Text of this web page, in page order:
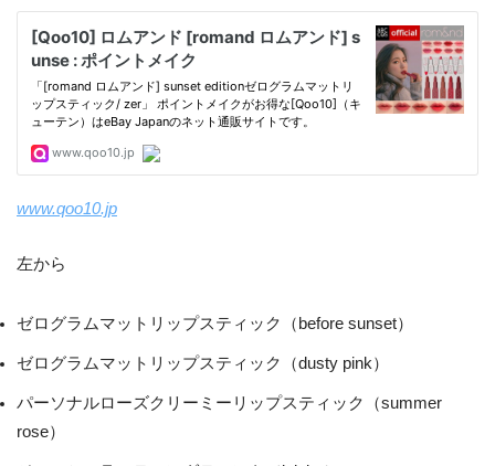
www.qoo10.jp
左から
ゼログラムマットリップスティック（before sunset）
ゼログラムマットリップスティック（dusty pink）
パーソナルローズクリーミーリップスティック（summer
rose）